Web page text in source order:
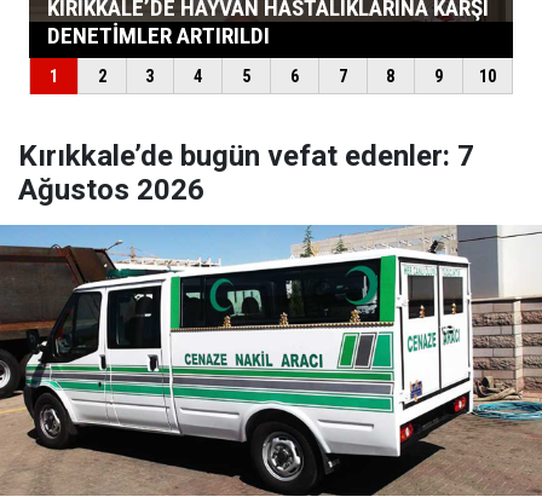
Kırıkkale’de bugün vefat edenler: 7
Ağustos 2026